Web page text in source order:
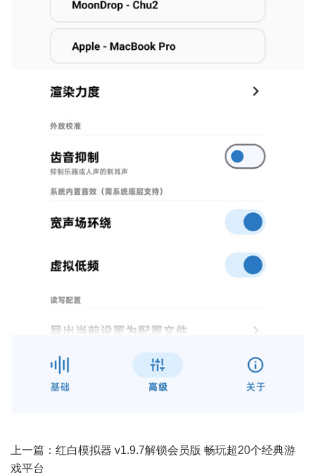
上一篇： 红白模拟器 v1.9.7解锁会员版 畅玩超20个经典游
戏平台